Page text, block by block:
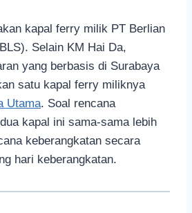
kapal ferry milik PT Berlian
Selain KM Hai Da,
yang berbasis di Surabaya
satu kapal ferry miliknya
Utama. Soal rencana
kapal ini sama-sama lebih
keberangkatan secara
hari keberangkatan.